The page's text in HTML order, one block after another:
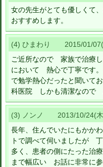
女の先生がとても優しくて
おすすめします。
(4) ひまわり 2015/01/
ご近所なので 家族で治療
において 熱心で丁寧です
で勉学熱心だったと聞いて
科医院 しかも清潔なので
(3) ノンノ 2013/10/24(
長年、住んでいたにもかか
トで調べて伺いましたが
多く、患者の側にたった治
まで幅広い お話に非常に